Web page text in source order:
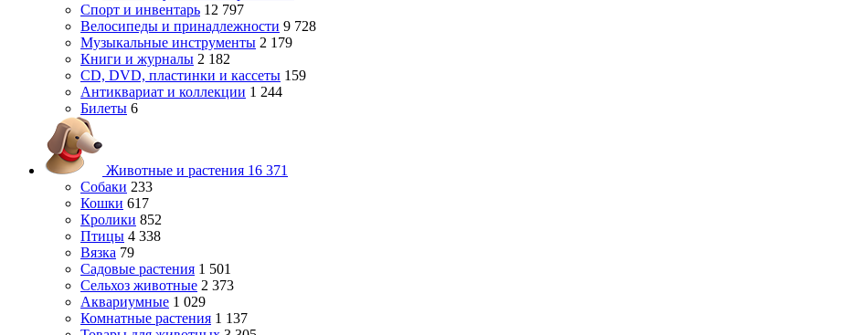
Спорт и инвентарь 12 797
Велосипеды и принадлежности 9 728
Музыкальные инструменты 2 179
Книги и журналы 2 182
CD, DVD, пластинки и кассеты 159
Антиквариат и коллекции 1 244
Билеты 6
Животные и растения 16 371
Собаки 233
Кошки 617
Кролики 852
Птицы 4 338
Вязка 79
Садовые растения 1 501
Сельхоз животные 2 373
Аквариумные 1 029
Комнатные растения 1 137